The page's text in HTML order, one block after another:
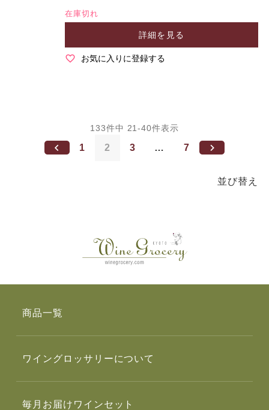
在庫切れ
詳細を見る
お気に入りに登録する
並び替え
133件中 21-40件表示
1 2 3 … 7
商品一覧
ワイングロッサリーについて
毎月お届けワインセット